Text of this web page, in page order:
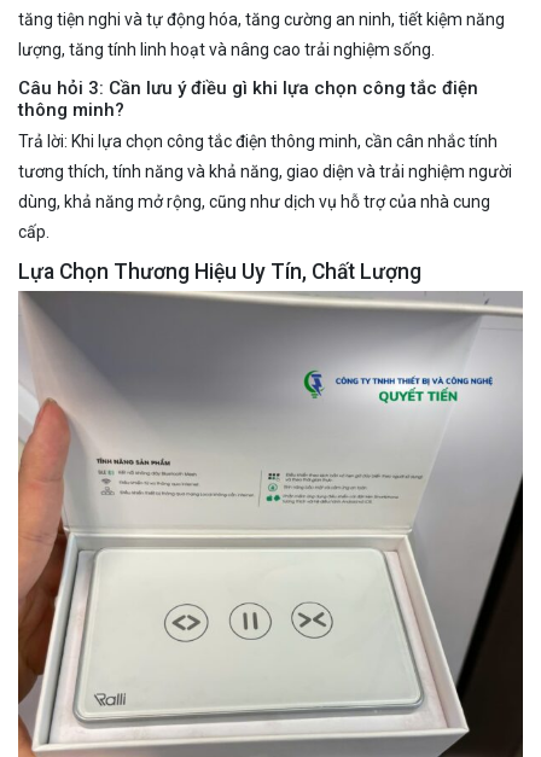
tăng tiện nghi và tự động hóa, tăng cường an ninh, tiết kiệm năng
lượng, tăng tính linh hoạt và nâng cao trải nghiệm sống.
Câu hỏi 3: Cần lưu ý điều gì khi lựa chọn công tắc điện
thông minh?
Trả lời: Khi lựa chọn công tắc điện thông minh, cần cân nhắc tính
tương thích, tính năng và khả năng, giao diện và trải nghiệm người
dùng, khả năng mở rộng, cũng như dịch vụ hỗ trợ của nhà cung
cấp.
Lựa Chọn Thương Hiệu Uy Tín, Chất Lượng